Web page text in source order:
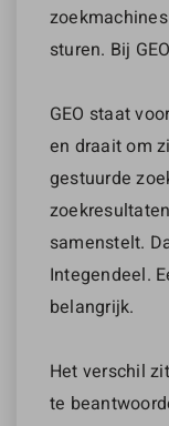
sturen. Bij
GEO staat
en draait om
gestuurde
samenstelt.
Integendeel.
belangrijk.
Het verschil
te